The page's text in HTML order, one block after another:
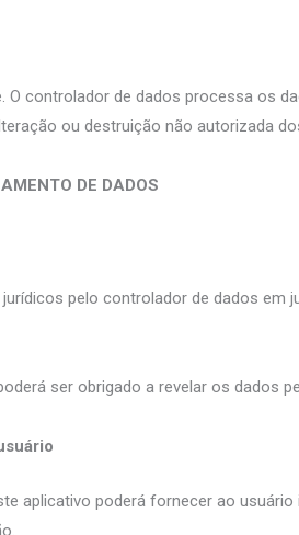
controlador de dados processa os
ou destruição não autorizada
DE DADOS
pelo controlador de dados
ser obrigado a revelar os dados
aplicativo poderá fornecer ao